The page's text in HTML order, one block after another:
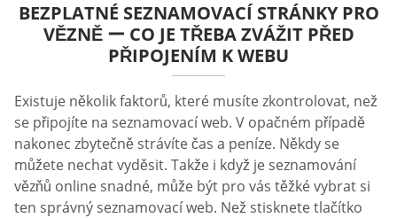
BEZPLATNÉ SEZNAMOVACÍ STRÁNKY PRO
VĚZNĚ ー CO JE TŘEBA ZVÁŽIT PŘED
PŘIPOJENÍM K WEBU
Existuje několik faktorů, které musíte zkontrolovat, než
se připojíte na seznamovací web. V opačném případě
nakonec zbytečně strávíte čas a peníze. Někdy se
můžete nechat vyděsit. Takže i když je seznamování
vězňů online snadné, může být pro vás těžké vybrat si
ten správný seznamovací web. Než stisknete tlačítko